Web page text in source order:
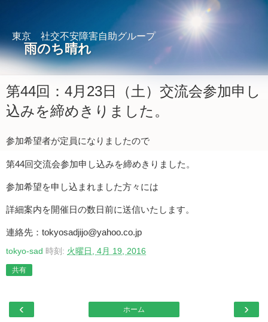
東京 社交不安障害自助グループ
雨のち晴れ
第44回：4月23日（土）交流会参加申し
込みを締めきりました。
参加希望者が定員になりましたので
第44回交流会参加申し込みを締めきりました。
参加希望を申し込まれました方々には
詳細案内を開催日の数日前に送信いたします。
連絡先：tokyosadjijo@yahoo.co.jp
tokyo-sad 時刻: 火曜日, 4月 19, 2016
共有
‹ ›
ホーム